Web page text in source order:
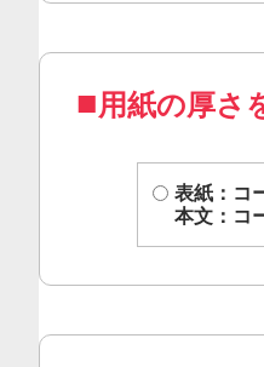
用紙の厚さ
表紙：コ
本文：コ